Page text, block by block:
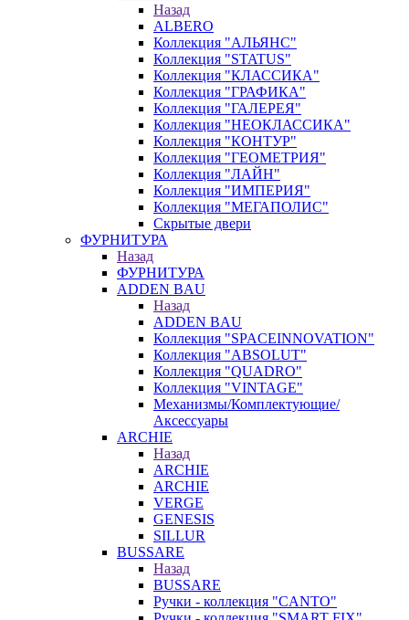
Назад
ALBERO
Коллекция "АЛЬЯНС"
Коллекция "STATUS"
Коллекция "КЛАССИКА"
Коллекция "ГРАФИКА"
Коллекция "ГАЛЕРЕЯ"
Коллекция "НЕОКЛАССИКА"
Коллекция "КОНТУР"
Коллекция "ГЕОМЕТРИЯ"
Коллекция "ЛАЙН"
Коллекция "ИМПЕРИЯ"
Коллекция "МЕГАПОЛИС"
Скрытые двери
ФУРНИТУРА
Назад
ФУРНИТУРА
ADDEN BAU
Назад
ADDEN BAU
Коллекция "SPACEINNOVATION"
Коллекция "ABSOLUT"
Коллекция "QUADRO"
Коллекция "VINTAGE"
Механизмы/Комплектующие/
Аксессуары
ARCHIE
Назад
ARCHIE
ARCHIE
VERGE
GENESIS
SILLUR
BUSSARE
Назад
BUSSARE
Ручки - коллекция "CANTO"